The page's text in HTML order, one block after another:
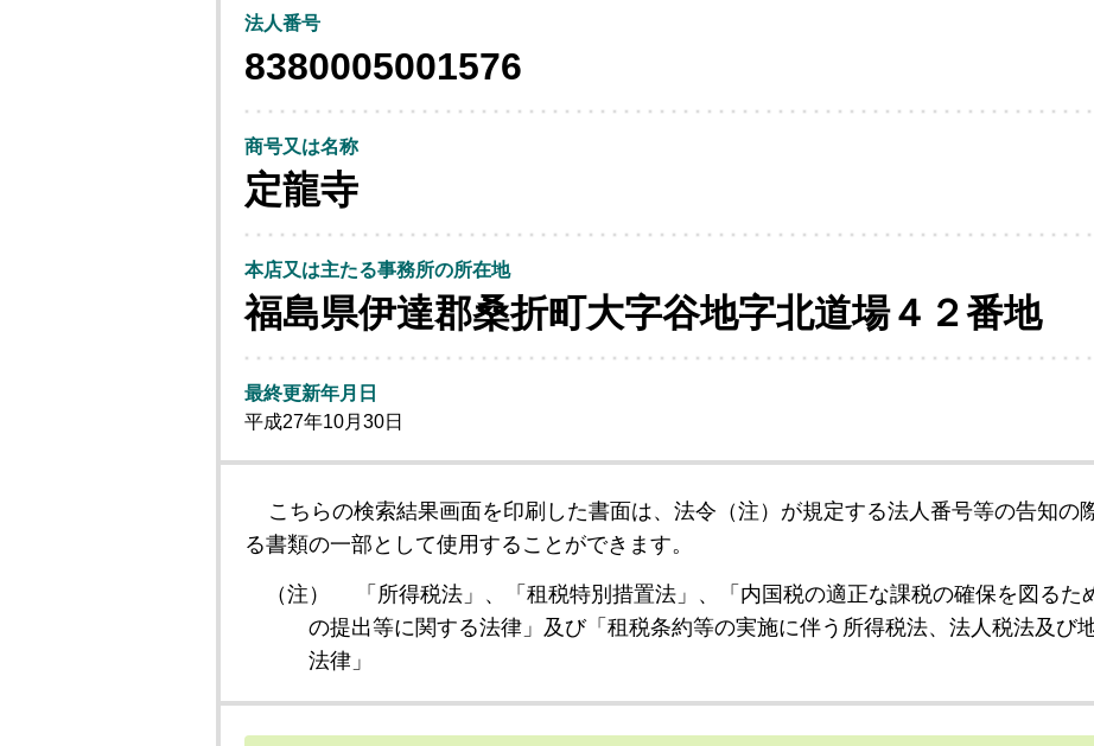
法人番号
8380005001576
商号又は名称
定龍寺
本店又は主たる事務所の所在地
福島県伊達郡桑折町大字谷地字北道場４２番地
最終更新年月日
平成27年10月30日
こちらの検索結果画面を印刷した書面は、法令（注）が規定する法人番号等の告知の
る書類の一部として使用することができます。
（注）
「所得税法」、「租税特別措置法」、「内国税の適正な課税の確保を図る
の提出等に関する法律」及び「租税条約等の実施に伴う所得税法、法人税法及び
法律」